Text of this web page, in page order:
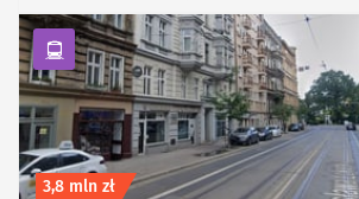
kategoria Komunikacja zbiorowa
Koszt inwestycji
3,8 mln zł